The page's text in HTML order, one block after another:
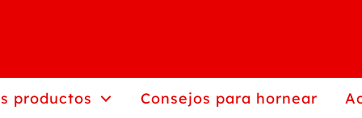
productos Consejos para hornear